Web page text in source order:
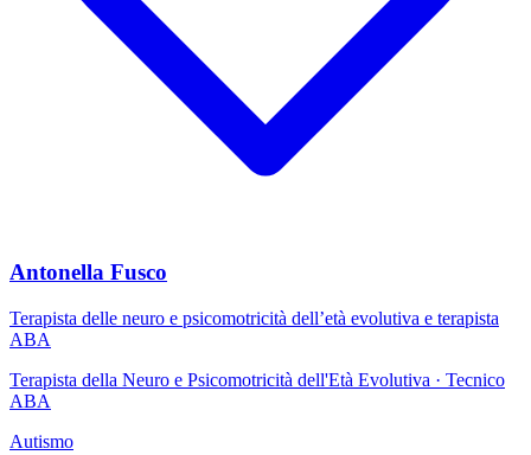
Antonella Fusco
Terapista delle neuro e psicomotricità dell’età evolutiva e terapista
ABA
Terapista della Neuro e Psicomotricità dell'Età Evolutiva · Tecnico
ABA
Autismo